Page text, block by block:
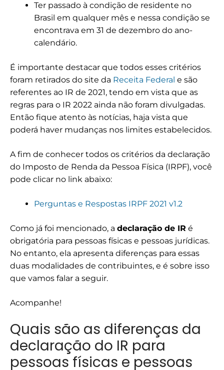
Ter passado à condição de residente no
Brasil em qualquer mês e nessa condição se
encontrava em 31 de dezembro do ano-
calendário.
É importante destacar que todos esses critérios
foram retirados do site da Receita Federal e são
referentes ao IR de 2021, tendo em vista que as
regras para o IR 2022 ainda não foram divulgadas.
Então fique atento às notícias, haja vista que
poderá haver mudanças nos limites estabelecidos.
A fim de conhecer todos os critérios da declaração
do Imposto de Renda da Pessoa Física (IRPF), você
pode clicar no link abaixo:
Perguntas e Respostas IRPF 2021 v1.2
Como já foi mencionado, a declaração de IR é
obrigatória para pessoas físicas e pessoas jurídicas.
No entanto, ela apresenta diferenças para essas
duas modalidades de contribuintes, e é sobre isso
que vamos falar a seguir.
Acompanhe!
Quais são as diferenças da
declaração do IR para
pessoas físicas e pessoas